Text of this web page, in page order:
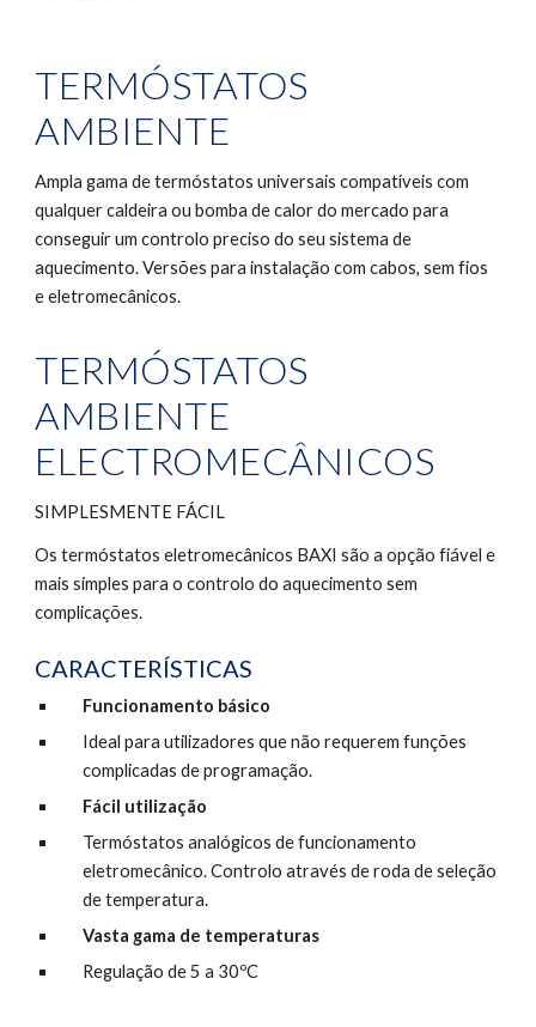
TERMÓSTATOS
AMBIENTE
Ampla gama de termóstatos universais compatíveis com
qualquer caldeira ou bomba de calor do mercado para
conseguir um controlo preciso do seu sistema de
aquecimento. Versões para instalação com cabos, sem fios
e eletromecânicos.
TERMÓSTATOS
AMBIENTE
ELECTROMECÂNICOS
SIMPLESMENTE FÁCIL
Os termóstatos eletromecânicos BAXI são a opção fiável e
mais simples para o controlo do aquecimento sem
complicações.
CARACTERÍSTICAS
Funcionamento básico
Ideal para utilizadores que não requerem funções
complicadas de programação.
Fácil utilização
Termóstatos analógicos de funcionamento
eletromecânico. Controlo através de roda de seleção
de temperatura.
Vasta gama de temperaturas
Regulação de 5 a 30ºC